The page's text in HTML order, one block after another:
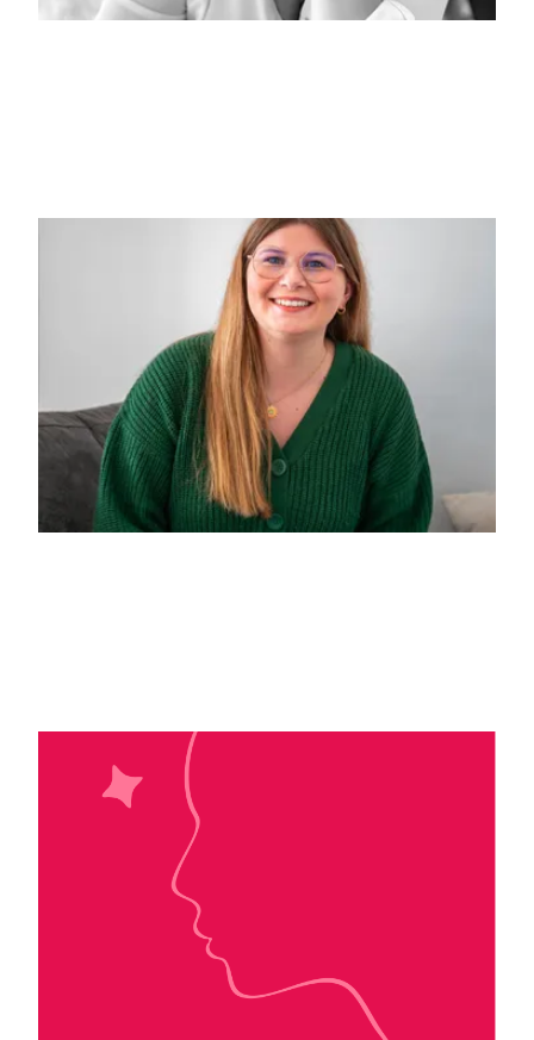
Geneva Lee
Marion Libro